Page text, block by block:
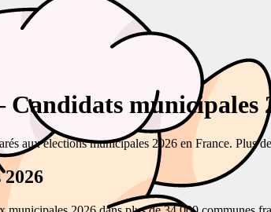
municipales
aux élections municipales 2026 en France. Plus